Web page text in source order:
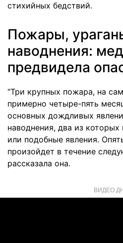
стихийных бедствий.
Пожары,
наводнения:
предвидела
"Три крупных пожара, на
примерно четыре-пять
основных дождливых
наводнения, два из
или подобные явления.
произойдет в течение
рассказала она.
ВИДЕО